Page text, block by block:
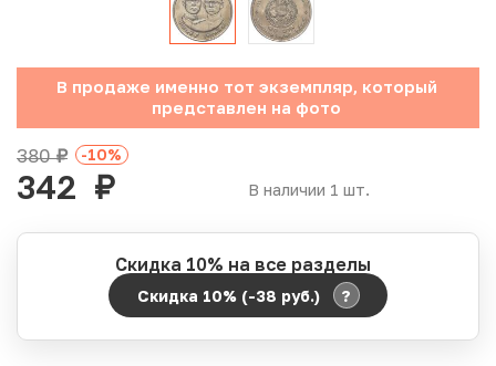
В продаже именно тот экземпляр, который
представлен на фото
В наличии 1 шт.
380руб. -10%
342 руб.
Скидка 10% на все разделы
Скидка 10% (-38 руб.) ?
Период действия акции: